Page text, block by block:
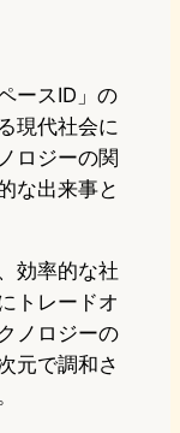
ースID」の
現代社会に
ロジーの関
な出来事と
効率的な社
トレードオ
ノロジーの
元で調和さ